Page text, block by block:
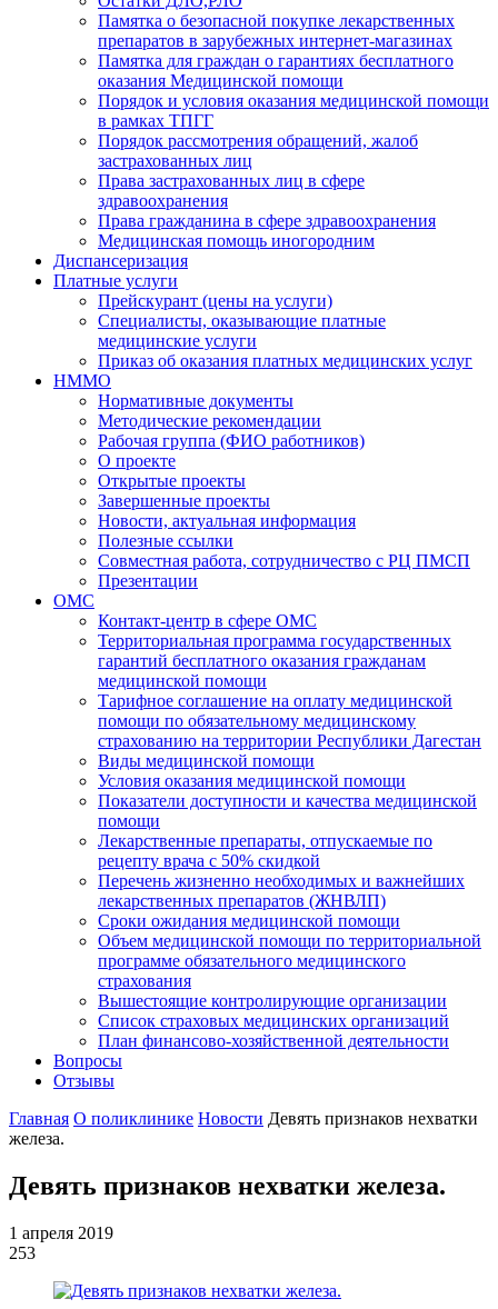
Памятка о безопасной покупке лекарственных
препаратов в зарубежных интернет-магазинах
Памятка для граждан о гарантиях бесплатного
оказания Медицинской помощи
Порядок и условия оказания медицинской помощи
в рамках ТПГГ
Порядок рассмотрения обращений, жалоб
застрахованных лиц
Права застрахованных лиц в сфере
здравоохранения
Права гражданина в сфере здравоохранения
Медицинская помощь иногородним
Диспансеризация
Платные услуги
Прейскурант (цены на услуги)
Специалисты, оказывающие платные
медицинские услуги
Приказ об оказания платных медицинских услуг
НММО
Нормативные документы
Методические рекомендации
Рабочая группа (ФИО работников)
О проекте
Открытые проекты
Завершенные проекты
Новости, актуальная информация
Полезные ссылки
Совместная работа, сотрудничество с РЦ ПМСП
Презентации
ОМС
Контакт-центр в сфере ОМС
Территориальная программа государственных
гарантий бесплатного оказания гражданам
медицинской помощи
Тарифное соглашение на оплату медицинской
помощи по обязательному медицинскому
страхованию на территории Республики Дагестан
Виды медицинской помощи
Условия оказания медицинской помощи
Показатели доступности и качества медицинской
помощи
Лекарственные препараты, отпускаемые по
рецепту врача с 50% скидкой
Перечень жизненно необходимых и важнейших
лекарственных препаратов (ЖНВЛП)
Сроки ожидания медицинской помощи
Объем медицинской помощи по территориальной
программе обязательного медицинского
страхования
Вышестоящие контролирующие организации
Список страховых медицинских организаций
План финансово-хозяйственной деятельности
Вопросы
Отзывы
Главная О поликлинике Новости Девять признаков нехватки
железа.
Девять признаков нехватки железа.
1 апреля 2019
253